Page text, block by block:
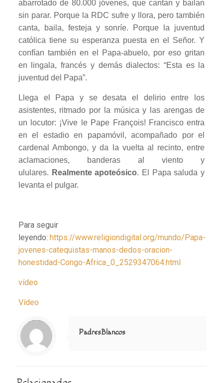
abarrotado de 80.000 jóvenes, que cantan y bailan
sin parar. Porque la RDC sufre y llora, pero también
canta, baila, festeja y sonríe. Porque la juventud
católica tiene su esperanza puesta en el Señor. Y
confían también en el Papa-abuelo, por eso gritan
en lingala, francés y demás dialectos: “Esta es la
juventud del Papa”.
Llega el Papa y se desata el delirio entre los
asistentes, ritmado por la música y las arengas de
un locutor: ¡Vive le Pape François! Francisco entra
en el estadio en papamóvil, acompañado por el
cardenal Ambongo, y da la vuelta al recinto, entre
aclamaciones, banderas al viento y
ululares. Realmente apoteósico. El Papa saluda y
levanta el pulgar.
Para seguir
leyendo: https://www.religiondigital.org/mundo/Papa-
jovenes-catequistas-manos-dedos-oracion-
honestidad-Congo-Africa_0_2529347064.html
vídeo
Vídeo
Notice
: Trying to access array offset on value of type null in
/home/misioner/public_html/padresblancos/themes/betheme/includes/content-single.php
on line
286
PadresBlancos